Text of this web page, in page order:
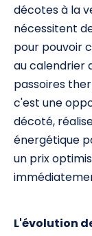
décotes à la
nécessitent
pour pouvoir
au calendrier
passoires
c'est une
décoté,
énergétique
un prix
L'évolution